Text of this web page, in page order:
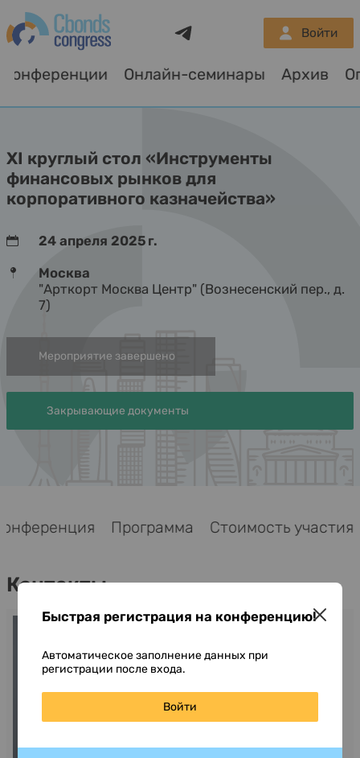
Конференции Онлайн-семинары Архив
Войти
XI круглый стол «Инструменты
финансовых рынков для
корпоративного казначейства»
24 апреля 2025 г.
Москва
"Арткорт Москва Центр" (Вознесенский пер., д.
7)
Мероприятие завершено
Закрывающие документы
Программа Стоимость участия
Контакты
Канева Валерия
+7 (812) 336-97-21 *117
vk@cbonds-congress.com
Быстрая регистрация на конференцию!
Автоматическое заполнение данных при
регистрации после входа.
Войти